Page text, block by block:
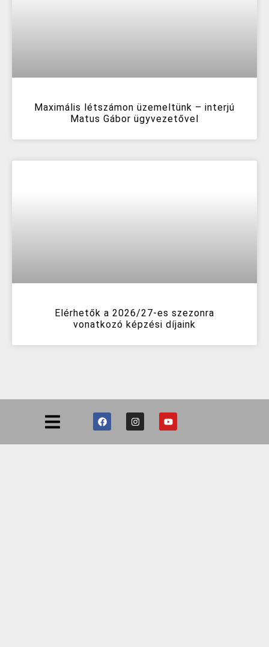
Maximális létszámon üzemeltünk – interjú
Matus Gábor ügyvezetővel
Elérhetők a 2026/27-es szezonra
vonatkozó képzési díjaink